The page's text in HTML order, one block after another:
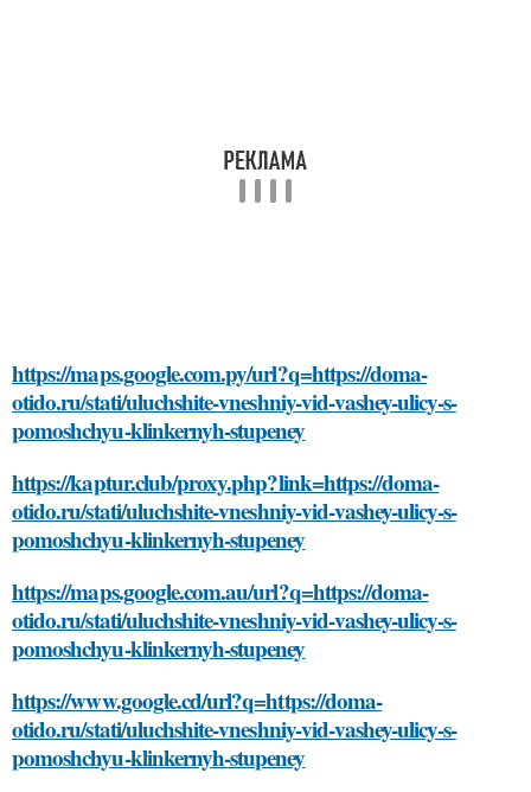
https://maps.google.com.py/url?q=https://doma-
otido.ru/stati/uluchshite-vneshniy-vid-vashey-ulicy-s-
pomoshchyu-klinkernyh-stupeney
https://kaptur.club/proxy.php?link=https://doma-
otido.ru/stati/uluchshite-vneshniy-vid-vashey-ulicy-s-
pomoshchyu-klinkernyh-stupeney
https://maps.google.com.au/url?q=https://doma-
otido.ru/stati/uluchshite-vneshniy-vid-vashey-ulicy-s-
pomoshchyu-klinkernyh-stupeney
https://www.google.cd/url?q=https://doma-
otido.ru/stati/uluchshite-vneshniy-vid-vashey-ulicy-s-
pomoshchyu-klinkernyh-stupeney